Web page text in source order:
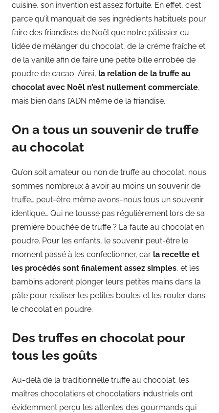
cuisine, son invention est assez fortuite. En effet, c’est
parce qu’il manquait de ses ingrédients habituels pour
faire des friandises de Noël que notre pâtissier eu
l’idée de mélanger du chocolat, de la crème fraîche et
de la vanille afin de faire une petite bille enrobée de
poudre de cacao. Ainsi, la relation de la truffe au
chocolat avec Noël n’est nullement commerciale,
mais bien dans l’ADN même de la friandise.
On a tous un souvenir de truffe
au chocolat
Qu’on soit amateur ou non de truffe au chocolat, nous
sommes nombreux à avoir au moins un souvenir de
truffe… peut-être même avons-nous tous un souvenir
identique… Qui ne tousse pas régulièrement lors de sa
première bouchée de truffe ? La faute au chocolat en
poudre. Pour les enfants, le souvenir peut-être le
moment passé à les confectionner, car la recette et
les procédés sont finalement assez simples, et les
bambins adorent plonger leurs petites mains dans la
pâte pour réaliser les petites boules et les rouler dans
le chocolat en poudre.
Des truffes en chocolat pour
tous les goûts
Au-delà de la traditionnelle truffe au chocolat, les
maîtres chocolatiers et chocolatiers industriels ont
évidemment perçu les attentes des gourmands qui